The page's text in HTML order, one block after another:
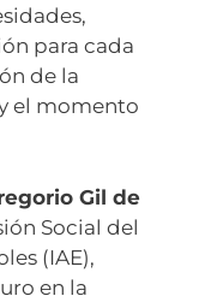
para cada
de la
el momento
Gil de
Social del
(IAE),
en la